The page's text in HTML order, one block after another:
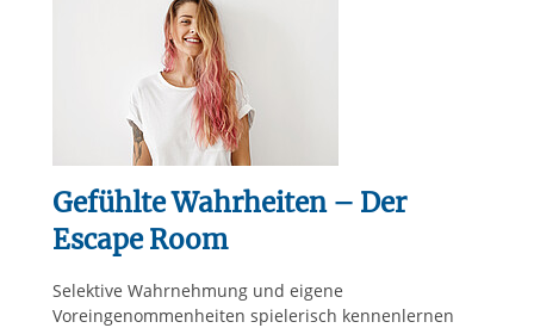
Gefühlte Wahrheiten – Der
Escape Room
Selektive Wahrnehmung und eigene
Voreingenommenheiten spielerisch kennenlernen